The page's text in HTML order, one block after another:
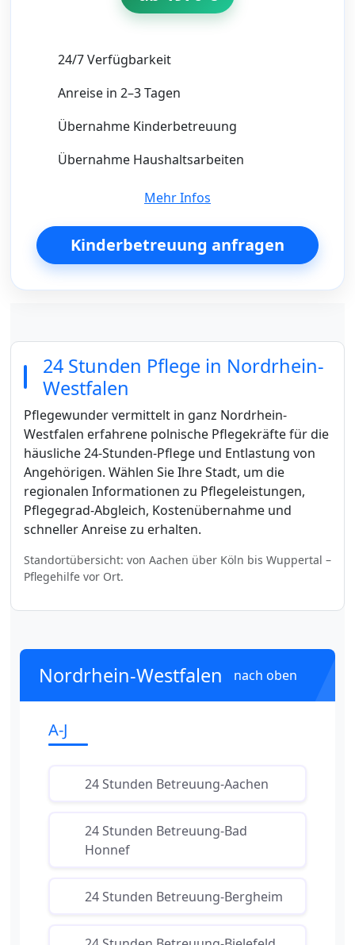
24/7 Verfügbarkeit
Anreise in 2–3 Tagen
Übernahme Kinderbetreuung
Übernahme Haushaltsarbeiten
Mehr Infos
Kinderbetreuung anfragen
24 Stunden Pflege in Nordrhein-
Westfalen
Pflegewunder vermittelt in ganz Nordrhein-
Westfalen erfahrene polnische Pflegekräfte für die
häusliche 24-Stunden-Pflege und Entlastung von
Angehörigen. Wählen Sie Ihre Stadt, um die
regionalen Informationen zu Pflegeleistungen,
Pflegegrad-Abgleich, Kostenübernahme und
schneller Anreise zu erhalten.
Standortübersicht: von Aachen über Köln bis Wuppertal –
Pflegehilfe vor Ort.
Nordrhein-Westfalen nach oben
A-J
24 Stunden Betreuung-Aachen
24 Stunden Betreuung-Bad
Honnef
24 Stunden Betreuung-Bergheim